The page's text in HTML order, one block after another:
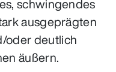
schwingendes
ausgeprägten
oder deutlich
äußern.